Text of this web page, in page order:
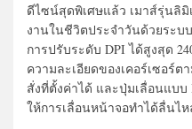
ดีไซน์สุดพิเศษแล้ว เมาส์รุ่นลิ
งานในชีวิตประจำวันด้วยระบ
การปรับระดับ DPI ได้สูงสุด
ความละเอียดของเคอร์เซอร์
สั่งที่ตั้งค่าได้ และปุ่มเลื่อนแบบ
ให้การเลื่อนหน้าจอทำได้ลื่นไ